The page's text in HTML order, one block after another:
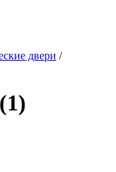
двери /